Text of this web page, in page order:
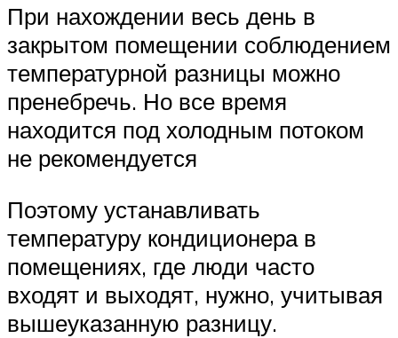
При нахождении весь день в
закрытом помещении соблюдением
температурной разницы можно
пренебречь. Но все время
находится под холодным потоком
не рекомендуется
Поэтому устанавливать
температуру кондиционера в
помещениях, где люди часто
входят и выходят, нужно, учитывая
вышеуказанную разницу.